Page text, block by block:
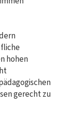
hohen
gerecht zu